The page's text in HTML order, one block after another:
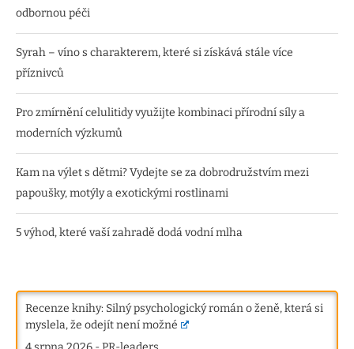
odbornou péči
Syrah – víno s charakterem, které si získává stále více
příznivců
Pro zmírnění celulitidy využijte kombinaci přírodní síly a
moderních výzkumů
Kam na výlet s dětmi? Vydejte se za dobrodružstvím mezi
papoušky, motýly a exotickými rostlinami
5 výhod, které vaší zahradě dodá vodní mlha
Recenze knihy: Silný psychologický román o ženě, která si
myslela, že odejít není možné